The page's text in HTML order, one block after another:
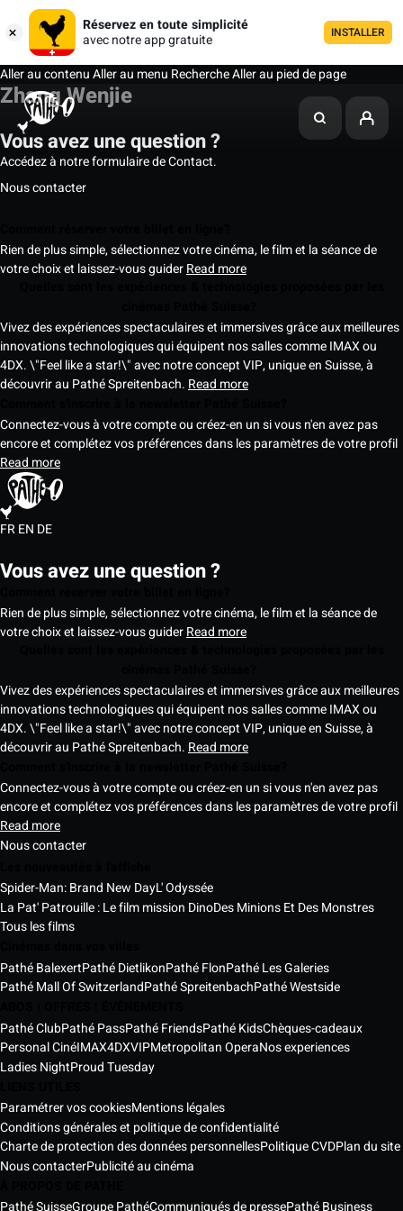
Réservez en toute simplicité
avec notre app gratuite
INSTALLER
Aller au contenuAller au menu RechercheAller au pied de page
Zhang Wenjie
Vous avez une question ?
Accédez à notre formulaire de Contact.
Nous contacter
Rien de plus simple, sélectionnez votre cinéma, le film et la séance de
votre choix et laissez-vous guiderRead more
Vivez des expériences spectaculaires et immersives grâce aux meilleures
innovations technologiques qui équipent nos salles comme IMAX ou
4DX. \"Feel like a star!\" avec notre concept VIP, unique en Suisse, à
découvrir au Pathé Spreitenbach. Read more
Connectez-vous à votre compte ou créez-en un si vous n'en avez pas
encore et complétez vos préférences dans les paramètres de votre profil
Read more
FREN DE
Vous avez une question ?
Rien de plus simple, sélectionnez votre cinéma, le film et la séance de
votre choix et laissez-vous guiderRead more
Vivez des expériences spectaculaires et immersives grâce aux meilleures
innovations technologiques qui équipent nos salles comme IMAX ou
4DX. \"Feel like a star!\" avec notre concept VIP, unique en Suisse, à
découvrir au Pathé Spreitenbach. Read more
Connectez-vous à votre compte ou créez-en un si vous n'en avez pas
encore et complétez vos préférences dans les paramètres de votre profil
Read more
Nous contacter
Spider-Man: Brand New DayL' Odyssée
La Pat' Patrouille : Le film mission DinoDes Minions Et Des Monstres
Tous les films
Pathé BalexertPathé DietlikonPathé FlonPathé Les Galeries
Pathé Mall Of SwitzerlandPathé SpreitenbachPathé Westside
Pathé ClubPathé PassPathé FriendsPathé KidsChèques-cadeaux
Personal CinéIMAX4DXVIPMetropolitan OperaNos experiences
Ladies NightProud Tuesday
Paramétrer vos cookiesMentions légales
Conditions générales et politique de confidentialité
Charte de protection des données personnellesPolitique CVDPlan du site
Nous contacterPublicité au cinéma
Pathé SuisseGroupe PathéCommuniqués de pressePathé Business